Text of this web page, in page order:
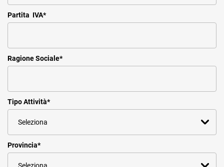
Partita IVA*
Ragione Sociale*
Tipo Attività*
Provincia*